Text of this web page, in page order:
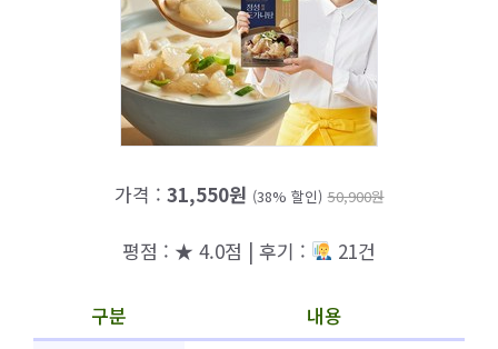
가격 : 31,550원 (38% 할인) 50,900원
평점 : ★ 4.0점 | 후기 : 21건
구분
내용